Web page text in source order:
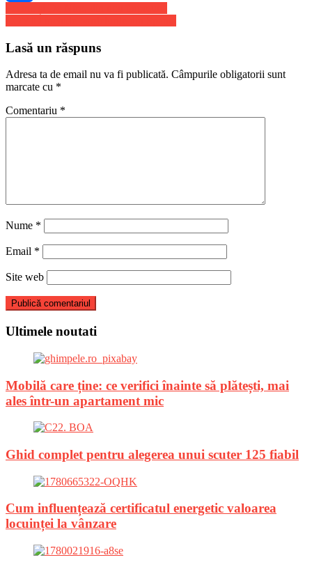
Share
Navigare
în
articole
Lasă un răspuns
Adresa ta de email nu va fi publicată. Câmpurile obligatorii sunt
marcate cu *
Comentariu *
Nume *
Email *
Site web
Ultimele noutati
Mobilă care ține: ce verifici înainte să plătești, mai
ales într-un apartament mic
Ghid complet pentru alegerea unui scuter 125 fiabil
Cum influențează certificatul energetic valoarea
locuinței la vânzare